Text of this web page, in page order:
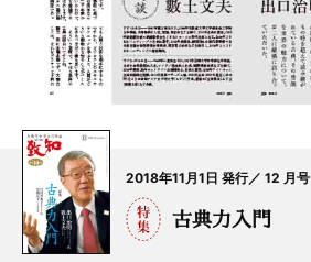
2018年11月1日 発行／ 12 月号
古典力入門